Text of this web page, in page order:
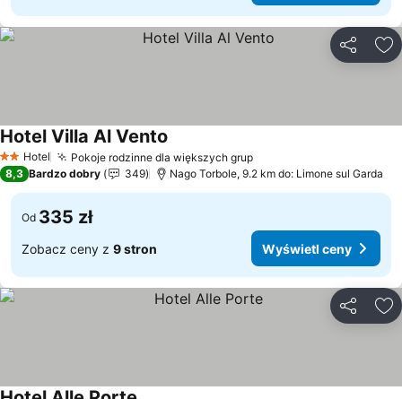
2 Kategoria
Hotel Pokoje rodzinne dla większych grup
Hotel Villa Al Vento
8,3 Bardzo dobry 349 Nago Torbole, 9.2 km do: Limone sul Garda
Od 335 zł
Zobacz ceny z 9 stron Wyświetl ceny